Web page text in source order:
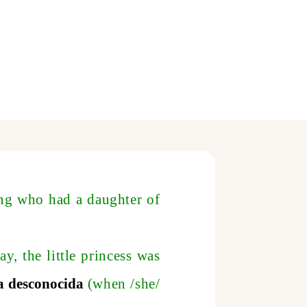
who had a daughter of
the little princess was
(when/she/